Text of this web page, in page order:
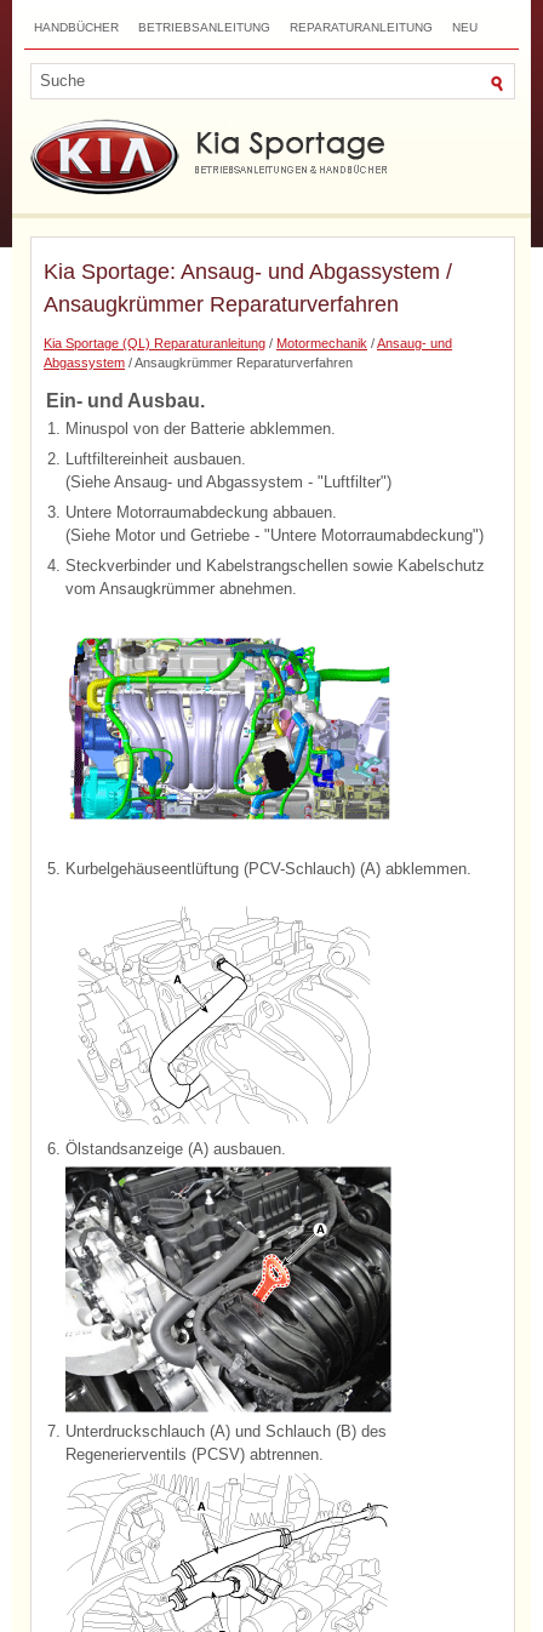
HANDBÜCHER BETRIEBSANLEITUNG REPARATURANLEITUNG NEU
Kia Sportage: Ansaug- und Abgassystem /
Ansaugkrümmer Reparaturverfahren
Kia Sportage (QL) Reparaturanleitung / Motormechanik /Ansaug- und
Abgassystem / Ansaugkrümmer Reparaturverfahren
Ein- und Ausbau.
1. Minuspol von der Batterie abklemmen.
2. Luftfiltereinheit ausbauen.
(Siehe Ansaug- und Abgassystem - "Luftfilter")
3. Untere Motorraumabdeckung abbauen.
(Siehe Motor und Getriebe - "Untere Motorraumabdeckung")
4. Steckverbinder und Kabelstrangschellen sowie Kabelschutz
vom Ansaugkrümmer abnehmen.
5. Kurbelgehäuseentlüftung (PCV-Schlauch) (A) abklemmen.
6. Ölstandsanzeige (A) ausbauen.
7. Unterdruckschlauch (A) und Schlauch (B) des
Regenerierventils (PCSV) abtrennen.